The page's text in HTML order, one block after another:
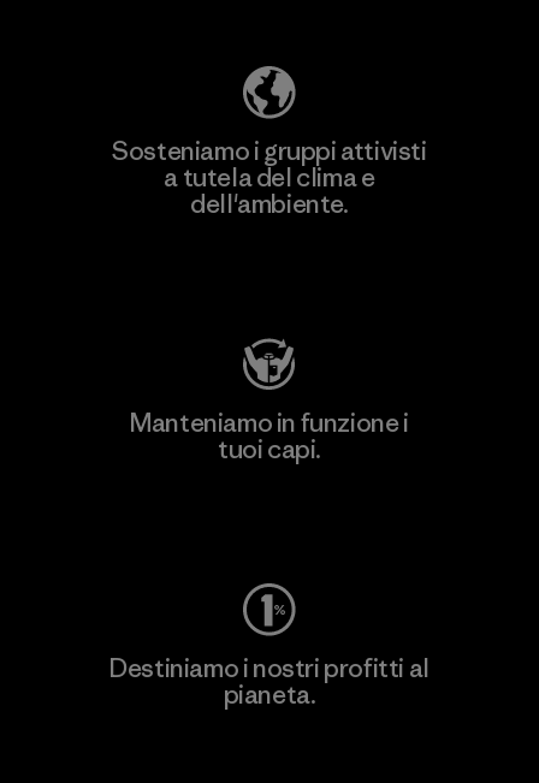
Sosteniamo i gruppi attivisti
a tutela del clima e
dell'ambiente.
Manteniamo in funzione i
tuoi capi.
Destiniamo i nostri profitti al
pianeta.